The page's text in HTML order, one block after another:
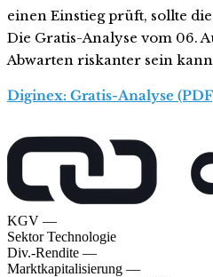
einen Einstieg prüft, sollte
Die Gratis-Analyse vom 06.
Abwarten riskanter sein
Diginex: Gratis-Analyse
KGV —
Sektor Technologie
Div.-Rendite —
Marktkapitalisierung —